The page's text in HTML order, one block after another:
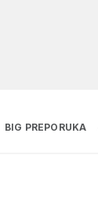
BIG PREPORUKA